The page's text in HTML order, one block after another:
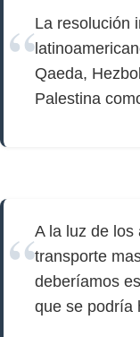
La resolución
Qaeda,
Palestina
A la luz de los
transporte
deberíamos
que se podría